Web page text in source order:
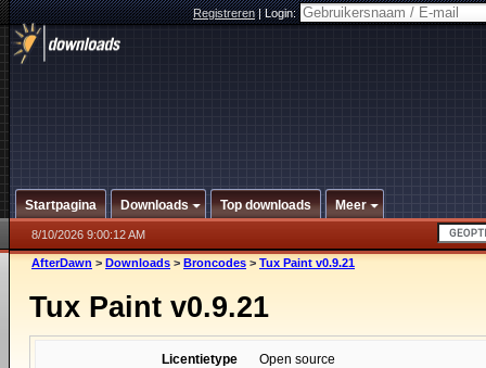
Registreren|Login:
Startpagina Downloads Top downloads Meer
8/10/2026 9:00:12 AM
AfterDawn > Downloads > Broncodes > Tux Paint v0.9.21
Tux Paint v0.9.21
Licentietype Open source